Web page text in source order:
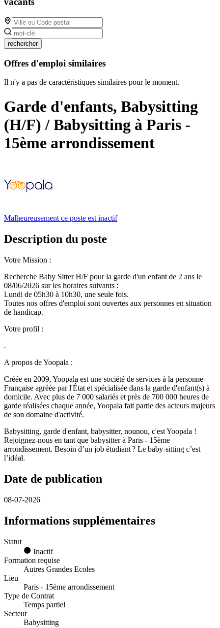
rechercher
Offres d'emploi similaires
Il n'y a pas de caractéristiques similaires pour le moment.
Garde d'enfants, Babysitting
(H/F) / Babysitting à Paris -
15ème arrondissement
Malheureusement ce poste est inactif
Description du poste
Votre Mission :
Recherche Baby Sitter H/F pour la garde d'un enfant de 2 ans le
08/06/2026 sur les horaires suivants :
Lundi de 05h30 à 10h30, une seule fois.
Toutes nos offres d'emploi sont ouvertes aux personnes en situation
de handicap.
Votre profil :
.
A propos de Yoopala :
Créée en 2009, Yoopala est une société de services à la personne
Française agréée par l'État et spécialisée dans la garde d'enfant(s) à
domicile. Avec plus de 7 000 salariés et près de 700 000 heures de
garde réalisées chaque année, Yoopala fait partie des acteurs majeurs
de son domaine d'activité.
Babysitting, garde d'enfant, babysitter, nounou, c'est Yoopala !
Rejoignez-nous en tant que babysitter à Paris - 15ème
arrondissement. Besoin d’un job étudiant ? Le baby-sitting c’est
l’idéal.
Date de publication
08-07-2026
Informations supplémentaires
Statut
Inactif
Formation requise
Autres Grandes Ecoles
Lieu
Paris - 15ème arrondissement
Type de Contrat
Temps partiel
Secteur
Babysitting